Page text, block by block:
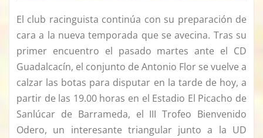
El club racinguista continúa con su preparación de
cara a la nueva temporada que se avecina. Tras su
primer encuentro el pasado martes ante el CD
Guadalcacín, el conjunto de Antonio Flor se vuelve a
calzar las botas para disputar en la tarde de hoy, a
partir de las 19.00 horas en el Estadio El Picacho de
Sanlúcar de Barrameda, el III Trofeo Bienvenido
Odero, un interesante triangular junto a la UD